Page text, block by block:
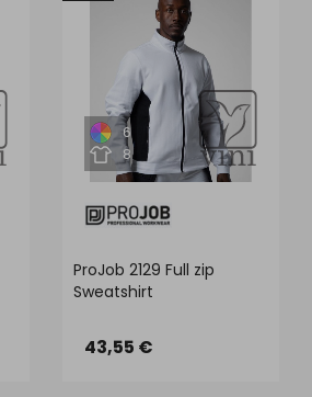
6
8
ProJob 2129 Full zip
Sweatshirt
43,55 €